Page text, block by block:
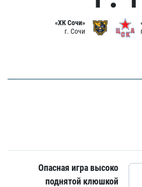
«ХК Сочи»
г. Сочи
Опасная игра высоко
поднятой клюшкой